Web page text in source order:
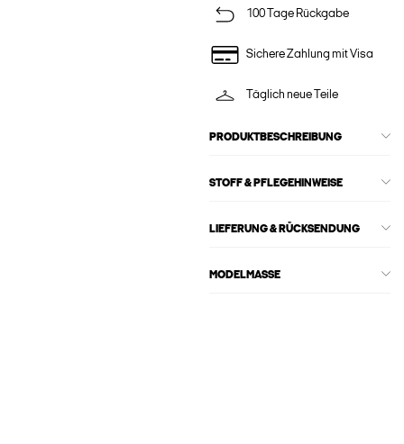
100 Tage Rückgabe
Sichere Zahlung mit Visa
Täglich neue Teile
PRODUKTBESCHREIBUNG
STOFF & PFLEGEHINWEISE
LIEFERUNG & RÜCKSENDUNG
MODELMASSE